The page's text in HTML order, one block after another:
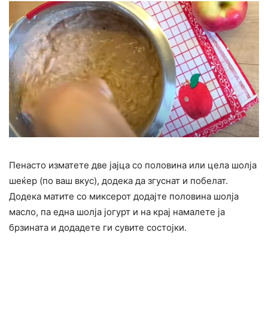
Пенасто изматете две јајца со половина или цела шолја
шеќер (по ваш вкус), додека да згуснат и побелат.
Додека матите со миксерот додајте половина шолја
масло, па една шолја јогурт и на крај намалете ја
брзината и додадете ги сувите состојки.